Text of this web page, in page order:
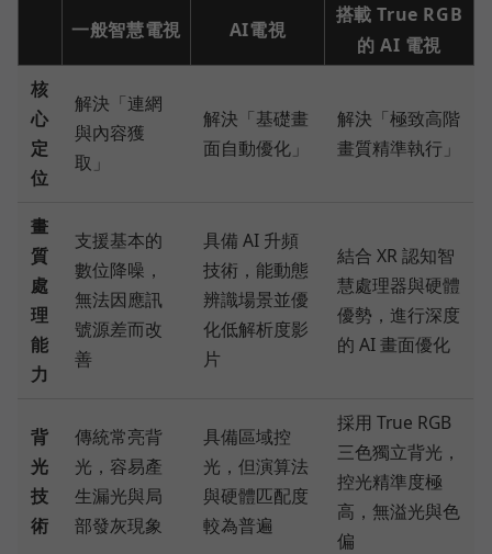
一般智慧電視 AI電視
搭載 True RGB
的 AI 電視
核
心
定
位
解決「連網
與內容獲
取」
解決「基礎畫
面自動優化」
解決「極致高階
畫質精準執行」
畫
質
處
理
能
力
支援基本的
數位降噪，
無法因應訊
號源差而改
善
具備 AI 升頻
技術，能動態
辨識場景並優
化低解析度影
片
結合 XR 認知智
慧處理器與硬體
優勢，進行深度
的 AI 畫面優化
背
光
技
術
傳統常亮背
光，容易產
生漏光與局
部發灰現象
具備區域控
光，但演算法
與硬體匹配度
較為普遍
採用 True RGB
三色獨立背光，
控光精準度極
高，無溢光與色
偏